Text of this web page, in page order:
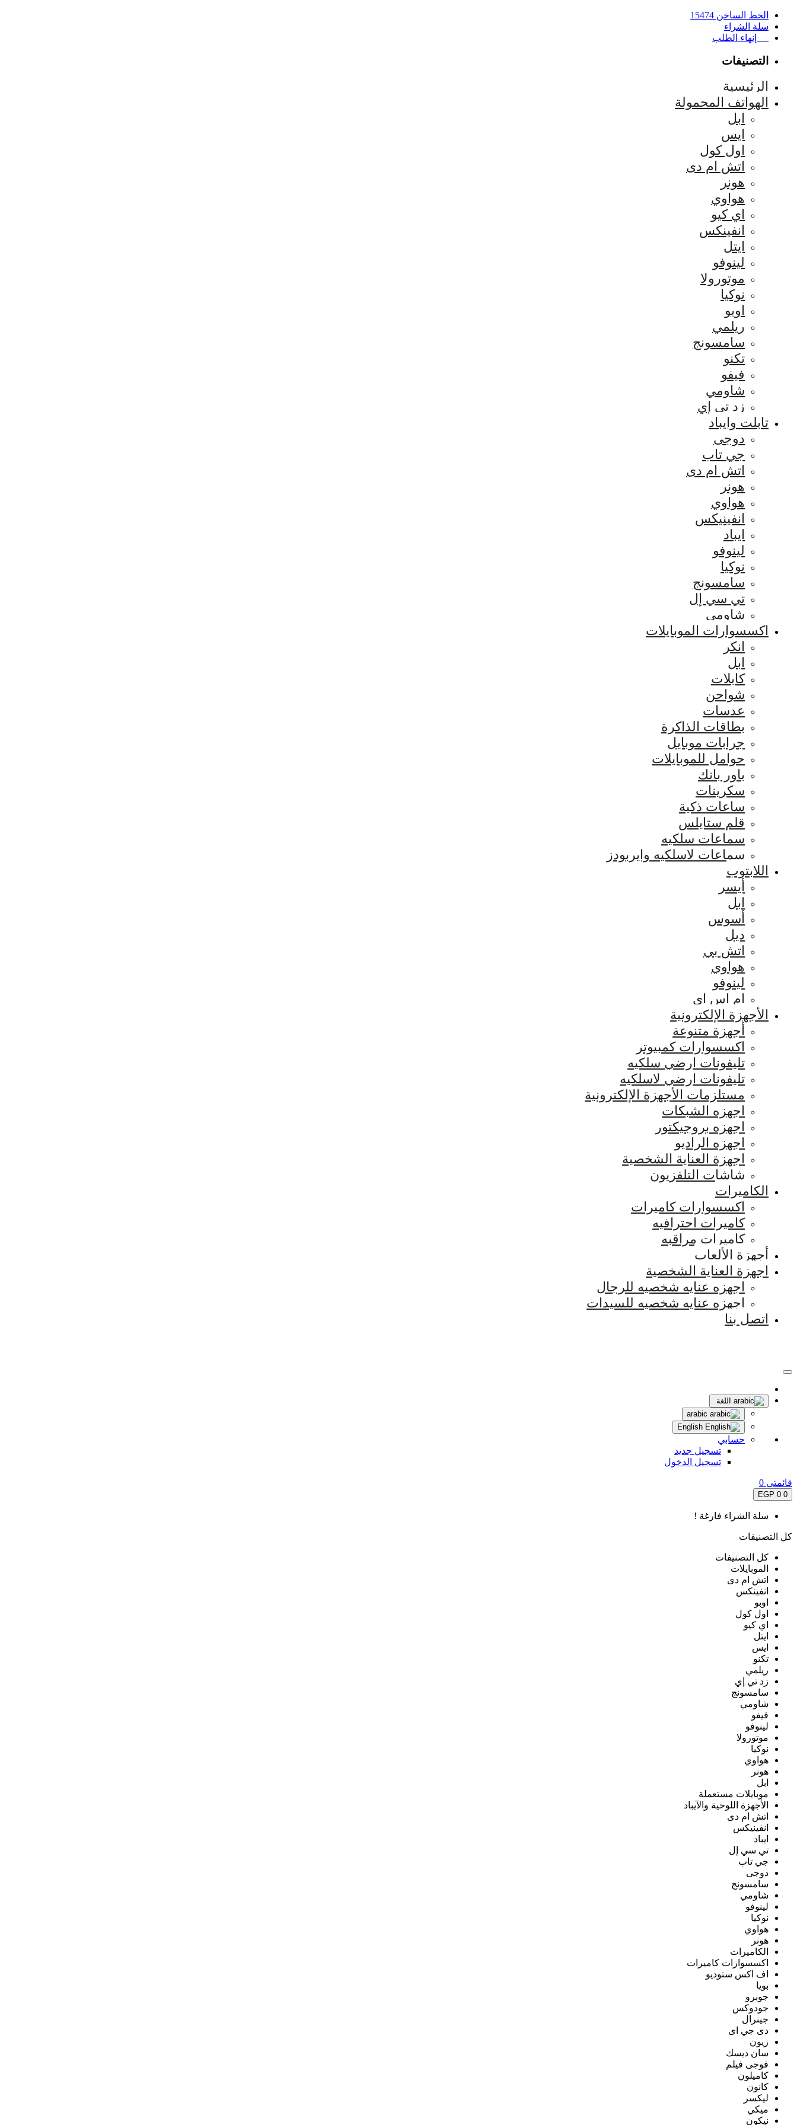
الخط الساخن 15474
سلة الشراء
إنهاء الطلب
التصنيفات
الرئيسية
الهواتف المحمولة
ابل
ايس
اول كول
اتش ام دى
هونر
هواوي
اي كيو
انفينكس
ايتل
لينوفو
موتورولا
نوكيا
اوبو
ريلمي
سامسونج
تكنو
فيفو
شاومي
زد تي إي
تابلت وايباد
دوجى
جي تاب
اتش ام دى
هونر
هواوي
انفينيكس
ايباد
لينوفو
نوكيا
سامسونج
تي سي إل
شاومي
اكسسوارات الموبايلات
انكر
ابل
كابلات
شواحن
عدسات
بطاقات الذاكرة
جرابات موبايل
حوامل للموبايلات
باور بانك
سكرينات
ساعات ذكية
قلم ستايلس
سماعات سلكيه
سماعات لاسلكيه وايربودز
اللابتوب
أيسر
ابل
أسوس
ديل
اتش بي
هواوي
لينوفو
ام اس اي
الأجهزة الإلكترونية
أجهزة متنوعة
اكسسوارات كمبيوتر
تليفونات ارضي سلكيه
تليفونات ارضي لاسلكيه
مستلزمات الأجهزة الإلكترونية
اجهزه الشبكات
اجهزه بروجيكتور
اجهزه الراديو
اجهزة العناية الشخصية
شاشات التلفزيون
الكاميرات
اكسسوارات كاميرات
كاميرات احترافيه
كاميرات مراقبه
أجهزة الألعاب
اجهزة العناية الشخصية
اجهزه عنايه شخصيه للرجال
اجهزه عنايه شخصيه للسيدات
اتصل بنا
اللغة
حسابي
تسجيل جديد
تسجيل الدخول
قائمتى 0
0
0 EGP
سلة الشراء فارغة !
كل التصنيفات
كل التصنيفات
الموبايلات
اتش ام دى
انفينكس
اوبو
اول كول
اي كيو
ايتل
ايس
تكنو
ريلمي
زد تي إي
سامسونج
شاومي
فيفو
لينوفو
موتورولا
نوكيا
هواوي
هونر
ابل
موبايلات مستعملة
الأجهزة اللوحية والآيباد
اتش ام دى
انفينيكس
ايباد
تي سي إل
جي تاب
دوجى
سامسونج
شاومي
لينوفو
نوكيا
هواوي
هونر
الكاميرات
اكسسوارات كاميرات
اف اكس ستوديو
بويا
جوبرو
جودوكس
جينرال
دى جي اى
زيون
سان ديسك
فوجى فيلم
كاميلون
كانون
ليكسر
ميكي
نيكون